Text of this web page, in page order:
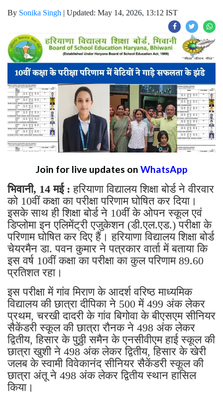
By Sonika Singh | Updated: May 14, 2026, 13:12 IST
Join for live updates on WhatsApp
भिवानी, 14 मई :हरियाणा विद्यालय शिक्षा बोर्ड ने वीरवार
को 10वीं कक्षा का परीक्षा परिणाम घोषित कर दिया।
इसके साथ ही शिक्षा बोर्ड ने 10वीं के ओपन स्कूल एवं
डिप्लोमा इन एलिमेंट्री एजुकेशन (डी.एल.एड.) परीक्षा के
परिणाम घोषित कर दिए हैं। हरियाणा विद्यालय शिक्षा बोर्ड
चेयरमैन डा. पवन कुमार ने पत्रकार वार्ता में बताया कि
इस वर्ष 10वीं कक्षा का परीक्षा का कुल परिणाम 89.60
प्रतिशत रहा।
इस परीक्षा में गांव मिराण के आदर्श वरिष्ठ माध्यमिक
विद्यालय की छात्रा दीपिका ने 500 में 499 अंक लेकर
प्रथम, चरखी दादरी के गांव बिगोवा के बीएसएम सीनियर
सैकेंडरी स्कूल की छात्रा रौनक ने 498 अंक लेकर
द्वितीय, हिसार के पुठ्ठी समैन के एनसीवीएम हाई स्कूल की
छात्रा खुशी ने 498 अंक लेकर द्वितीय, हिसार के खेरी
जलब के स्वामी विवेकानंद सीनियर सैकेंडरी स्कूल की
छात्रा अंतू ने 498 अंक लेकर द्वितीय स्थान हासिल
किया।